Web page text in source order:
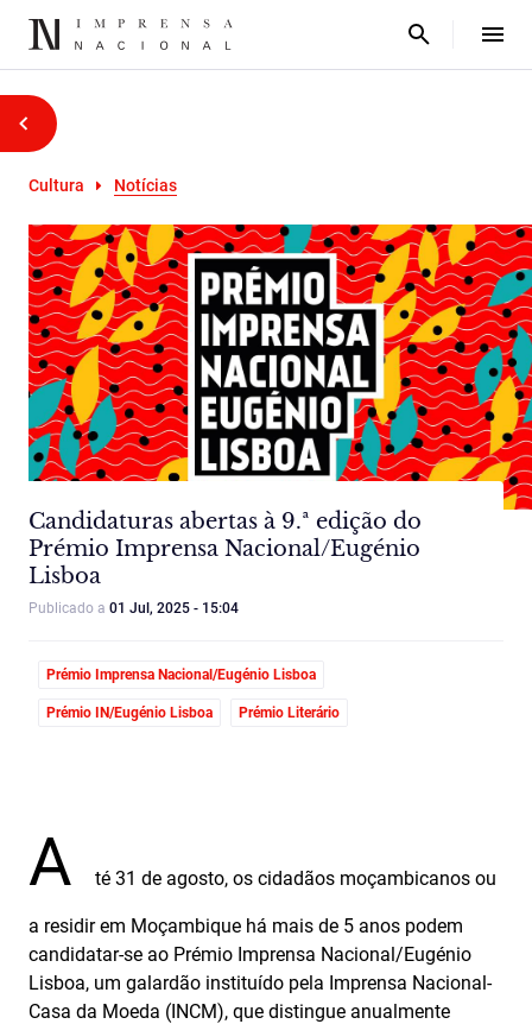
Cultura Notícias
Candidaturas abertas à 9.ª edição do
Prémio Imprensa Nacional/Eugénio
Lisboa
Publicado a 01 Jul, 2025 - 15:04
Prémio Imprensa Nacional/Eugénio Lisboa
Prémio IN/Eugénio Lisboa Prémio Literário
A té 31 de agosto, os cidadãos moçambicanos ou
a residir em Moçambique há mais de 5 anos podem
candidatar-se ao Prémio Imprensa Nacional/Eugénio
Lisboa, um galardão instituído pela Imprensa Nacional-
Casa da Moeda (INCM), que distingue anualmente